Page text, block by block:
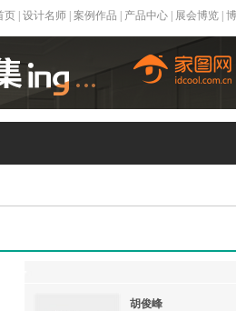
页| 设计名师| 案例作品 产品中心| 展会博览|
胡俊峰